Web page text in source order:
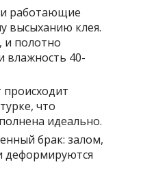
и работающие
высыханию клея.
и полотно
влажность 40-
происходит
что
идеально.
брак: залом,
деформируются